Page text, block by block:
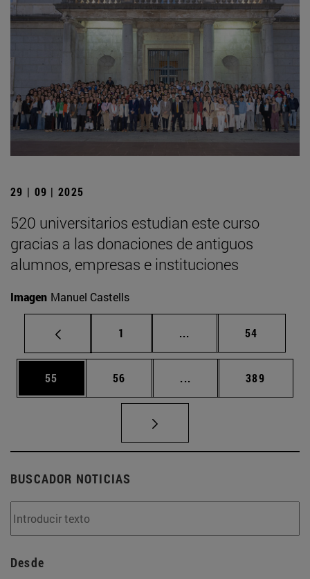
29 | 09 | 2025
520 universitarios estudian este curso
gracias a las donaciones de antiguos
alumnos, empresas e instituciones
Imagen Manuel Castells
Página
1 ... Páginas intermedias
Página
54
Página
55 Página
56 ... Páginas intermedias
Página
389
BUSCADOR NOTICIAS
Desde